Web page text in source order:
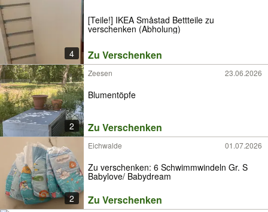
4
[Teile!] IKEA Småstad Bettteile zu
verschenken (Abholung)
Zu Verschenken
2
Zeesen 23.06.2026
Blumentöpfe
Zu Verschenken
2
Eichwalde 01.07.2026
Zu verschenken: 6 Schwimmwindeln Gr. S
Babylove/ Babydream
Zu Verschenken